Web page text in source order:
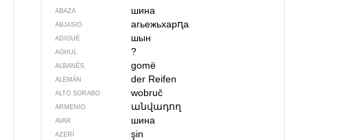
ABAZA шина
ABJASIO агьежьхарԥа
ADIGUÉ шын
AGHUL ?
ALBANÉS gomë
ALEMÁN der Reifen
ALTO SORABO wobruč
ARMENIO անվադող
AVAR шина
AZERÍ şin